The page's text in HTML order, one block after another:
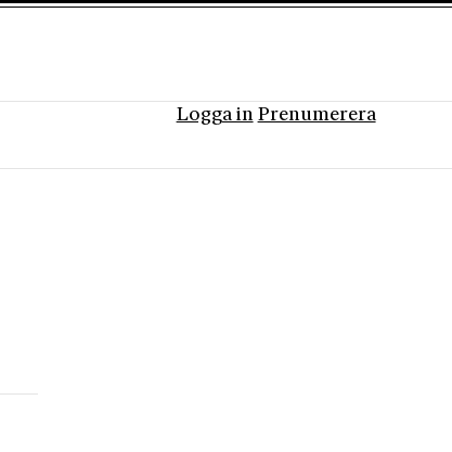
Logga in Prenumerera